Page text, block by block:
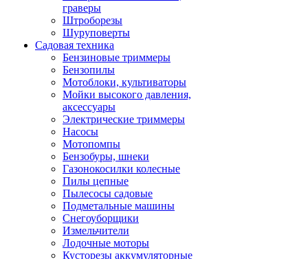
граверы
Штроборезы
Шуруповерты
Садовая техника
Бензиновые триммеры
Бензопилы
Мотоблоки, культиваторы
Мойки высокого давления,
аксессуары
Электрические триммеры
Насосы
Мотопомпы
Бензобуры, шнеки
Газонокосилки колесные
Пилы цепные
Пылесосы садовые
Подметальные машины
Снегоуборщики
Измельчители
Лодочные моторы
Кусторезы аккумуляторные